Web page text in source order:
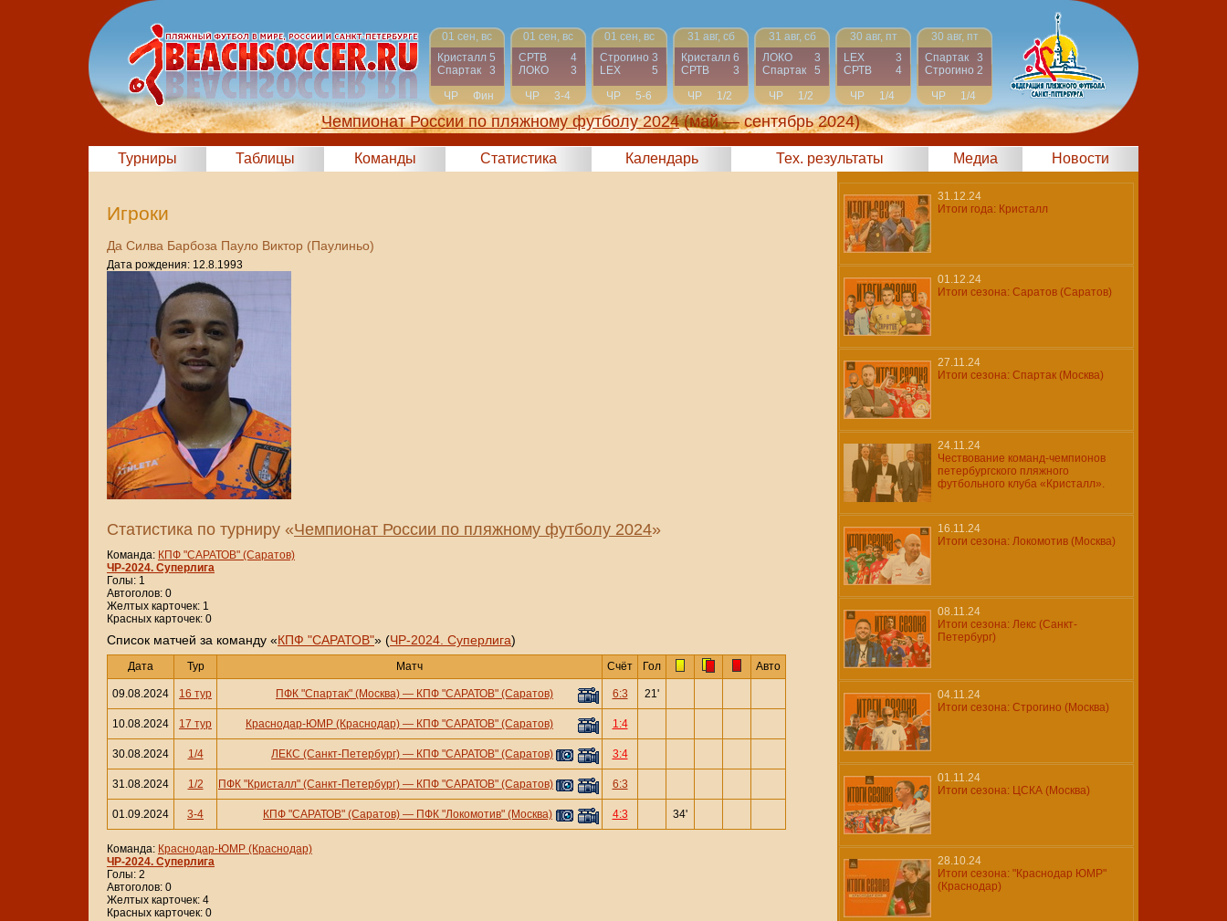
01 сен, вс
Кристалл 5
Спартак
3
ЧР
Фин
01 сен, вс
СРТВ
4
ЛОКО
3
ЧР
3-4
01 сен, вс
Строгино 3
LEX
5
ЧР
5-6
31 авг, сб
Кристалл 6
СРТВ
3
ЧР
1/2
31 авг, сб
ЛОКО
3
Спартак
5
ЧР
1/2
30 авг, пт
LEX
3
СРТВ
4
ЧР
1/4
30 авг, пт
Спартак
3
Строгино 2
ЧР
1/4
Чемпионат России по пляжному футболу 2024 (май — сентябрь 2024)
Турниры Таблицы Команды Статистика Календарь Тех. результаты Медиа Новости
Игроки
Да Силва Барбоза Пауло Виктор (Паулиньо)
Дата рождения: 12.8.1993
Статистика по турниру «Чемпионат России по пляжному футболу 2024»
Команда: КПФ "САРАТОВ" (Саратов)
ЧР-2024. Суперлига
Голы: 1
Автоголов: 0
Желтых карточек: 1
Красных карточек: 0
Cписок матчей за команду «КПФ "САРАТОВ"» (ЧР-2024. Суперлига)
Дата Тур Матч Счёт Гол Авто
09.08.2024 16 тур ПФК "Спартак" (Москва) — КПФ "САРАТОВ" (Саратов) 6:3 21'
10.08.2024 17 тур Краснодар-ЮМР (Краснодар) — КПФ "САРАТОВ" (Саратов) 1:4
30.08.2024 1/4 ЛЕКС (Санкт-Петербург) — КПФ "САРАТОВ" (Саратов) 3:4
31.08.2024 1/2 ПФК "Кристалл" (Санкт-Петербург) — КПФ "САРАТОВ" (Саратов) 6:3
01.09.2024 3-4 КПФ "САРАТОВ" (Саратов) — ПФК "Локомотив" (Москва) 4:3 34'
Команда: Краснодар-ЮМР (Краснодар)
ЧР-2024. Суперлига
Голы: 2
Автоголов: 0
Желтых карточек: 4
Красных карточек: 0
31.12.24
Итоги года: Кристалл
01.12.24
Итоги сезона: Саратов (Саратов)
27.11.24
Итоги сезона: Спартак (Москва)
24.11.24
Чествование команд-чемпионов
петербургского пляжного
футбольного клуба «Кристалл».
16.11.24
Итоги сезона: Локомотив (Москва)
08.11.24
Итоги сезона: Лекс (Санкт-
Петербург)
04.11.24
Итоги сезона: Строгино (Москва)
01.11.24
Итоги сезона: ЦСКА (Москва)
28.10.24
Итоги сезона: "Краснодар ЮМР"
(Краснодар)